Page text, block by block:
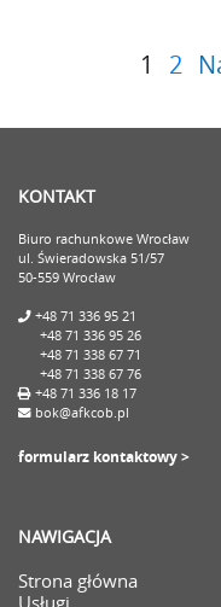
1 2
KONTAKT
Biuro rachunkowe Wrocław
ul. Świeradowska 51/57
50-559 Wrocław
+48 71 336 95 21
+48 71 336 95 26
+48 71 338 67 71
+48 71 338 67 76
+48 71 336 18 17
bok@afkcob.pl
formularz kontaktowy >
NAWIGACJA
Strona główna